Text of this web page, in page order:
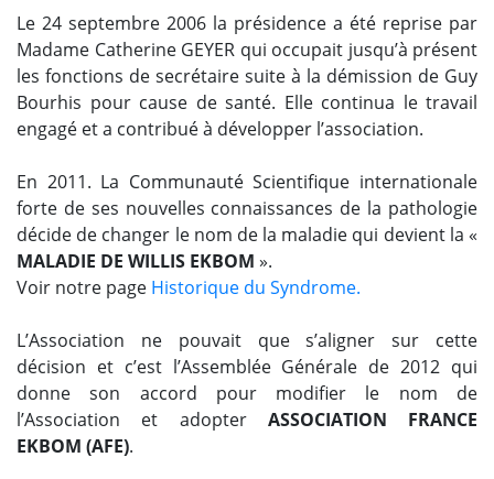
Le 24 septembre 2006 la présidence a été reprise par
Madame Catherine GEYER qui occupait jusqu’à présent
les fonctions de secrétaire suite à la démission de Guy
Bourhis pour cause de santé. Elle continua le travail
engagé et a contribué à développer l’association.
En 2011. La Communauté Scientifique internationale
forte de ses nouvelles connaissances de la pathologie
décide de changer le nom de la maladie qui devient la «
MALADIE DE WILLIS EKBOM ».
Voir notre page Historique du Syndrome.
L’Association ne pouvait que s’aligner sur cette
décision et c’est l’Assemblée Générale de 2012 qui
donne son accord pour modifier le nom de
l’Association et adopter ASSOCIATION FRANCE
EKBOM (AFE).